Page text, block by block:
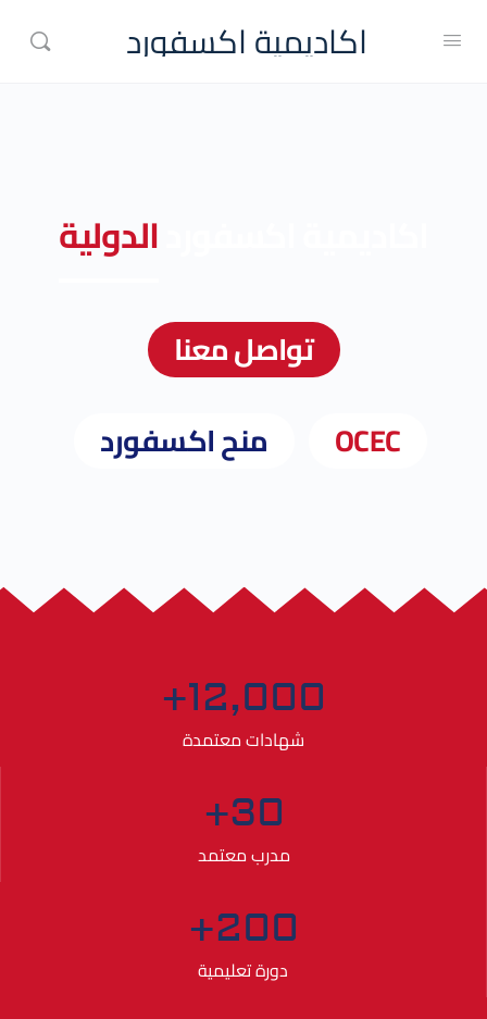
اكاديمية اكسفورد
الدولية
تواصل معنا
OCEC
منح اكسفورد
شهادات معتمدة
12,000
+
مدرب معتمد
30
+
دورة تعليمية
200
+